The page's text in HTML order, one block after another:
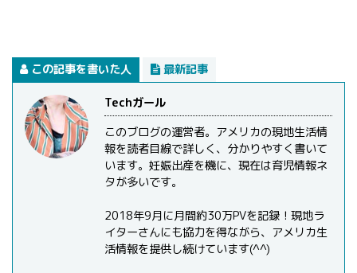
この記事を書いた人 最新記事
Techガール
このブログの運営者。アメリカの現地生活情
報を読者目線で詳しく、分かりやすく書いて
います。妊娠出産を機に、現在は育児情報ネ
タが多いです。
2018年9月に月間約30万PVを記録！現地ラ
イターさんにも協力を得ながら、アメリカ生
活情報を提供し続けています(^^)